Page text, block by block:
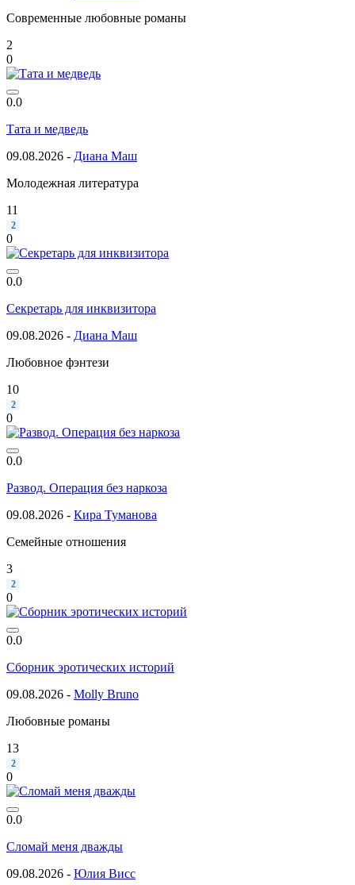
Современные любовные романы
2
0
0.0
Тата и медведь
09.08.2026 - Диана Маш
Молодежная литература
11
2
0
0.0
Секретарь для инквизитора
09.08.2026 - Диана Маш
Любовное фэнтези
10
2
0
0.0
Развод. Операция без наркоза
09.08.2026 - Кира Туманова
Семейные отношения
3
2
0
0.0
Сборник эротических историй
09.08.2026 - Molly Bruno
Любовные романы
13
2
0
0.0
Сломай меня дважды
09.08.2026 - Юлия Висс